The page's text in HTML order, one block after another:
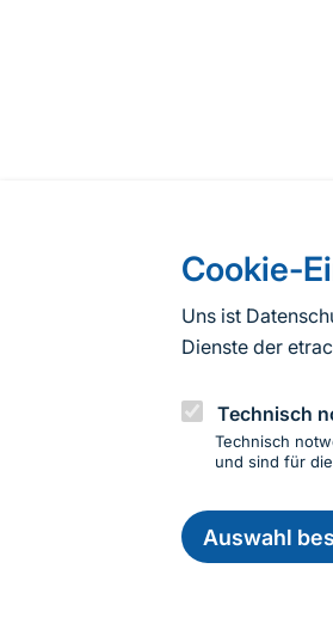
Cookie-
Uns ist
Dienste der
Technisch
Technisch
und sind für
Auswahl
Informationen